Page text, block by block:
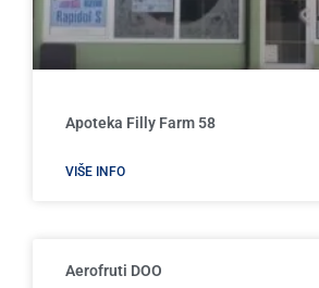
Apoteka Filly Farm 58
VIŠE INFO
Aerofruti DOO